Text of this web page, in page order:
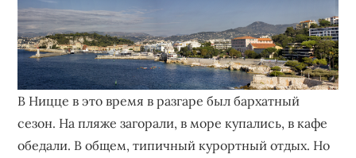
В Ницце в это время в разгаре был бархатный
сезон. На пляже загорали, в море купались, в кафе
обедали. В общем, типичный курортный отдых. Но